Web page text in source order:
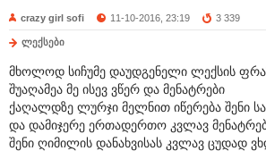
crazy girl sofi 11-10-2016, 23:19 3 339
ლექსები
მხოლოდ სიჩუმე დაუდგენელი ლექსის
შუაღამეა მე ისევ ვწერ და მენატრები
ქაღალდზე ლურჯი მელნით იწერება შენი
და დამიჯერე ერთადერთო კვლავ
შენი ღიმილის დანახვისას კვლავ ცუდად